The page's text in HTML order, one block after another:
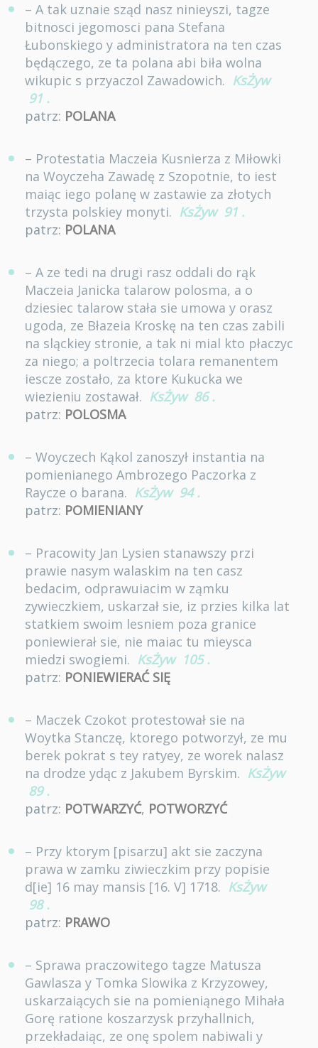
– A tak uznaie sząd nasz ninieyszi, tagze
bitnosci jegomosci pana Stefana
Łubonskiego y administratora na ten czas
będączego, ze ta polana abi biła wolna
wikupic s przyaczol Zawadowich. KsŻyw
91 .
patrz: POLANA
– Protestatia Maczeia Kusnierza z Miłowki
na Woyczeha Zawadę z Szopotnie, to iest
maiąc iego polanę w zastawie za złotych
trzysta polskiey monyti. KsŻyw 91 .
patrz: POLANA
– A ze tedi na drugi rasz oddali do rąk
Maczeia Janicka talarow polosma, a o
dziesiec talarow stała sie umowa y orasz
ugoda, ze Błazeia Kroskę na ten czas zabili
na sląckiey stronie, a tak ni mial kto płaczyc
za niego; a poltrzecia tolara remanentem
iescze zostało, za ktore Kukucka we
wiezieniu zostawał. KsŻyw 86 .
patrz: POLOSMA
– Woyczech Kąkol zanoszył instantia na
pomienianego Ambrozego Paczorka z
Raycze o barana. KsŻyw 94 .
patrz: POMIENIANY
– Pracowity Jan Lysien stanawszy przi
prawie nasym walaskim na ten casz
bedacim, odprawuiacim w ząmku
zywieczkiem, uskarzał sie, iz przies kilka lat
statkiem swoim lesniem poza granice
poniewierał sie, nie maiac tu mieysca
miedzi swogiemi. KsŻyw 105 .
patrz: PONIEWIERAĆ SIĘ
– Maczek Czokot protestował sie na
Woytka Stanczę, ktorego potworzył, ze mu
berek pokrat s tey ratyey, ze worek nalasz
na drodze ydąc z Jakubem Byrskim. KsŻyw
89 .
patrz: POTWARZYĆ, POTWORZYĆ
– Przy ktorym [pisarzu] akt sie zaczyna
prawa w zamku ziwieczkim przy popisie
d[ie] 16 may mansis [16. V] 1718. KsŻyw
98 .
patrz: PRAWO
– Sprawa praczowitego tagze Matusza
Gawlasza y Tomka Slowika z Krzyzowey,
uskarzaiących sie na pomieniąnego Mihała
Gorę ratione koszarzysk przyhallnich,
przekładaiąc, ze onę spolem nabiwali y